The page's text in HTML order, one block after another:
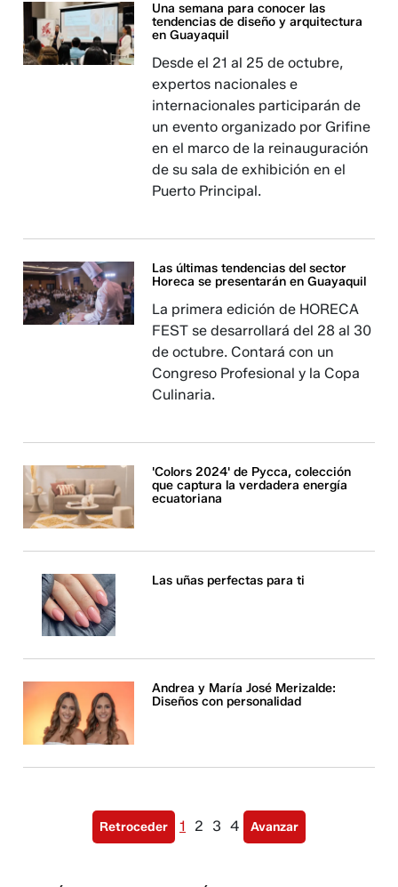
Una semana para conocer las
tendencias de diseño y arquitectura
en Guayaquil
Desde el 21 al 25 de octubre,
expertos nacionales e
internacionales participarán de
un evento organizado por Grifine
en el marco de la reinauguración
de su sala de exhibición en el
Puerto Principal.
Las últimas tendencias del sector
Horeca se presentarán en Guayaquil
La primera edición de HORECA
FEST se desarrollará del 28 al 30
de octubre. Contará con un
Congreso Profesional y la Copa
Culinaria.
'Colors 2024' de Pycca, colección
que captura la verdadera energía
ecuatoriana
Las uñas perfectas para ti
Andrea y María José Merizalde:
Diseños con personalidad
Retroceder 1 2 3 4 Avanzar